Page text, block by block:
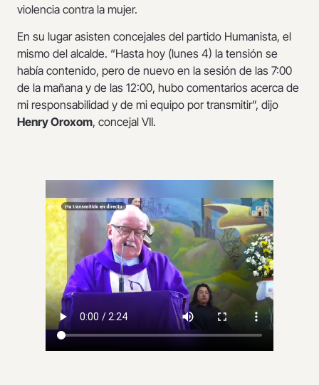
violencia contra la mujer.
En su lugar asisten concejales del partido Humanista, el
mismo del alcalde. “Hasta hoy (lunes 4) la tensión se
había contenido, pero de nuevo en la sesión de las 7:00
de la mañana y de las 12:00, hubo comentarios acerca de
mi responsabilidad y de mi equipo por transmitir”, dijo
Henry Oroxom, concejal VII.